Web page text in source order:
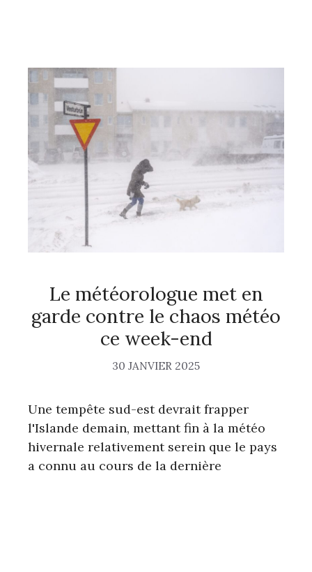
Le météorologue met en
garde contre le chaos météo
ce week-end
30 JANVIER 2025
Une tempête sud-est devrait frapper
l'Islande demain, mettant fin à la météo
hivernale relativement serein que le pays
a connu au cours de la dernière